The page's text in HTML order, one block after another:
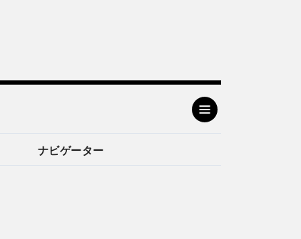
ナビゲーター